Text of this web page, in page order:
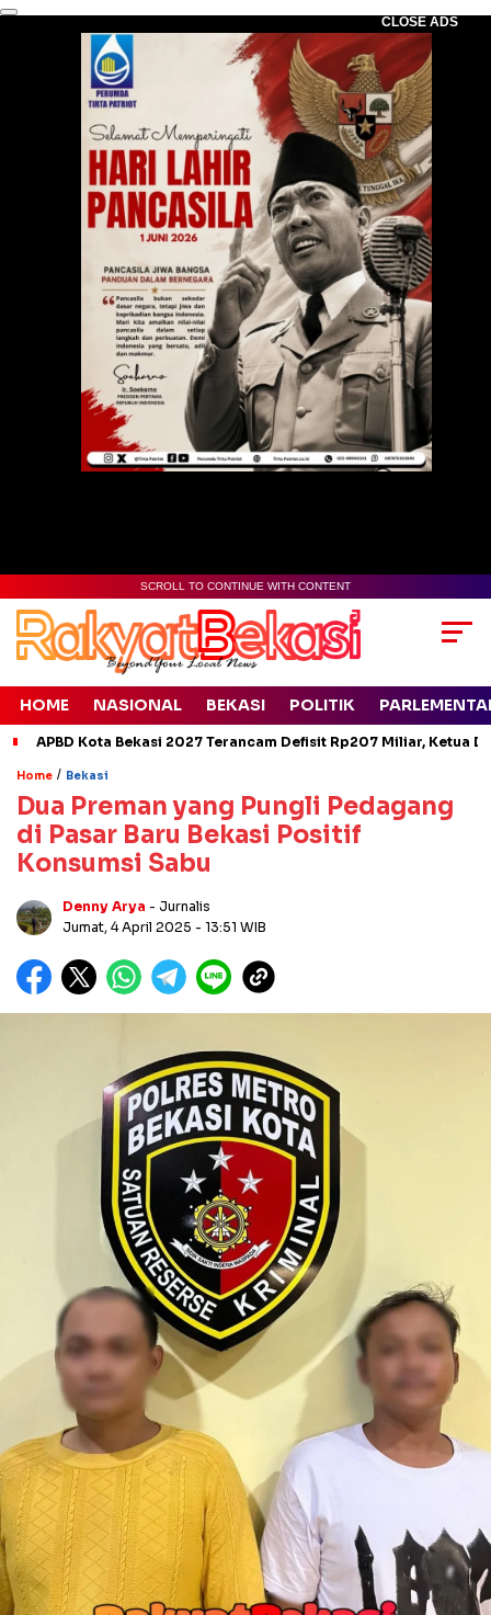
CLOSE ADS
SCROLL TO CONTINUE WITH CONTENT
HOME NASIONAL BEKASI POLITIK
APBD Kota Bekasi 2027 Terancam Defisit Rp207 Miliar, Ketua
Home / Bekasi
Dua Preman yang Pungli Pedagang
di Pasar Baru Bekasi Positif
Konsumsi Sabu
Denny Arya - Jurnalis
Jumat, 4 April 2025 - 13:51 WIB